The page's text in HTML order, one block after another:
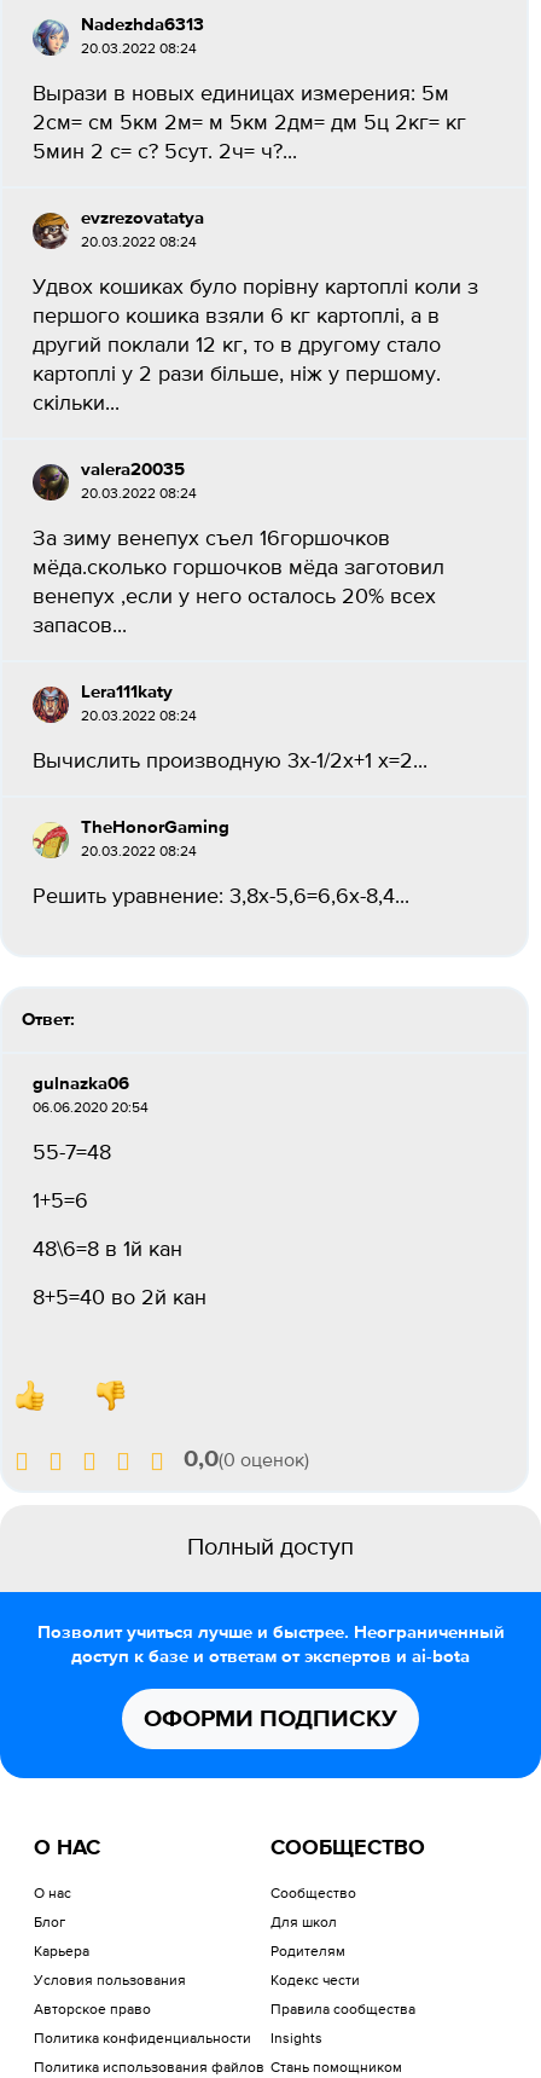
Nadezhda6313
20.03.2022 08:24
Вырази в новых единицах измерения: 5м
2см= см 5км 2м= м 5км 2дм= дм 5ц 2кг= кг
5мин 2 с= с? 5сут. 2ч= ч?...
evzrezovatatya
20.03.2022 08:24
Удвох кошиках було порівну картоплі коли з
першого кошика взяли 6 кг картоплі, а в
другий поклали 12 кг, то в другому стало
картоплі у 2 рази більше, ніж у першому.
скільки...
valera20035
20.03.2022 08:24
За зиму венепух съел 16горшочков
мёда.сколько горшочков мёда заготовил
венепух ,если у него осталось 20% всех
запасов...
Lera111katy
20.03.2022 08:24
Вычислить производную 3х-1/2x+1 x=2...
TheHonorGaming
20.03.2022 08:24
Решить уравнение: 3,8x-5,6=6,6x-8,4...
Ответ:
gulnazka06
06.06.2020 20:54
55-7=48
1+5=6
48\6=8 в 1й кан
8+5=40 во 2й кан
0,0(0 оценок)
Полный доступ
Позволит учиться лучше и быстрее. Неограниченный
доступ к базе и ответам от экспертов и ai-bota
ОФОРМИ ПОДПИСКУ
О НАС
О нас
Блог
Карьера
Условия пользования
Авторское право
Политика конфиденциальности
Политика использования файлов
СООБЩЕСТВО
Сообщество
Для школ
Родителям
Кодекс чести
Правила сообщества
Insights
Стань помощником